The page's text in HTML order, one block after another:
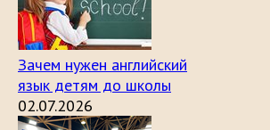
Зачем нужен английский
язык детям до школы
02.07.2026